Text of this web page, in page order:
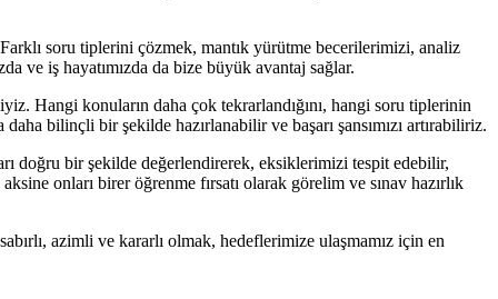
soru tiplerini çözmek, mantık yürütme becerilerimizi, analiz
ve iş hayatımızda da bize büyük avantaj sağlar.
Hangi konuların daha çok tekrarlandığını, hangi soru tiplerinin
bilinçli bir şekilde hazırlanabilir ve başarı şansımızı artırabiliriz.
doğru bir şekilde değerlendirerek, eksiklerimizi tespit edebilir,
onları birer öğrenme fırsatı olarak görelim ve sınav hazırlık
azimli ve kararlı olmak, hedeflerimize ulaşmamız için en